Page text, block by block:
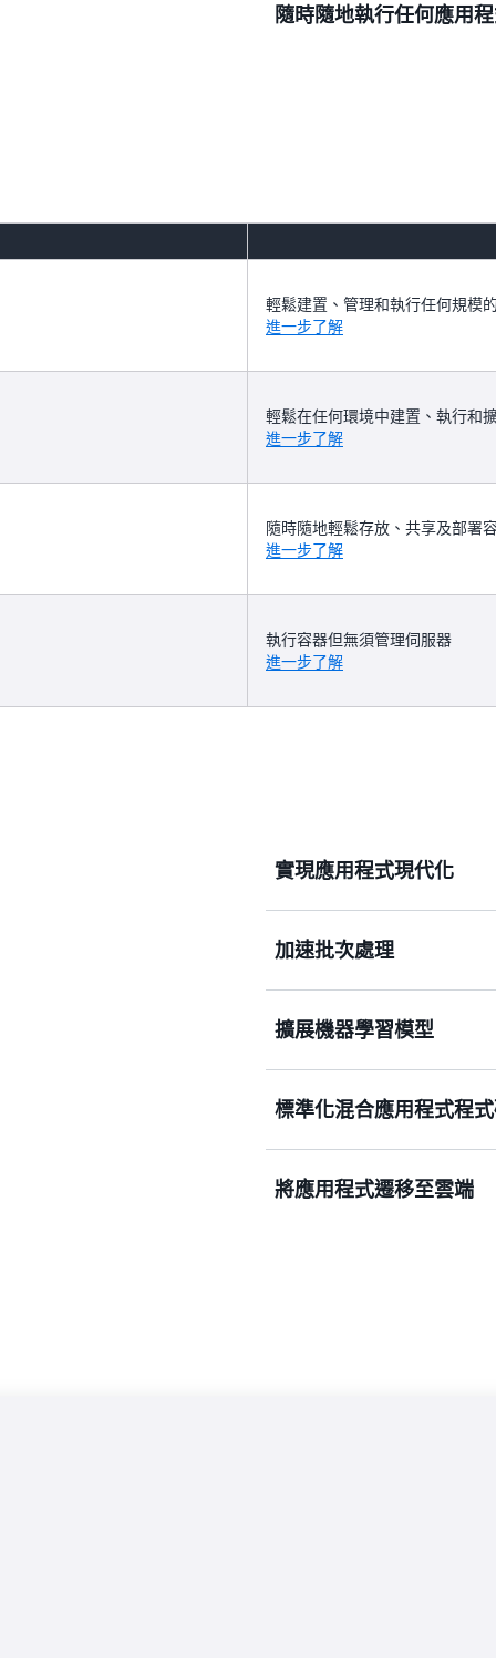
透過自動化系統修補程式
隨時隨地執行任何應用
輕鬆建置、管理和執行任何規模
進一步了解
輕鬆在任何環境中建置、執行和
進一步了解
隨時隨地輕鬆存放、共享及部署
進一步了解
執行容器但無須管理伺服器
進一步了解
實現應用程式現代化
將整合型應用程式分解為
加速批次處理
將批次處理及擷取、轉換
擴展機器學習模型
針對訓練和推論快速擴展
標準化混合應用程式程
在容器中部署應用程式，
將應用程式遷移至雲端